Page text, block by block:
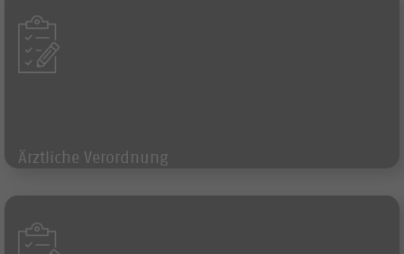
Ärztliche Verordnung